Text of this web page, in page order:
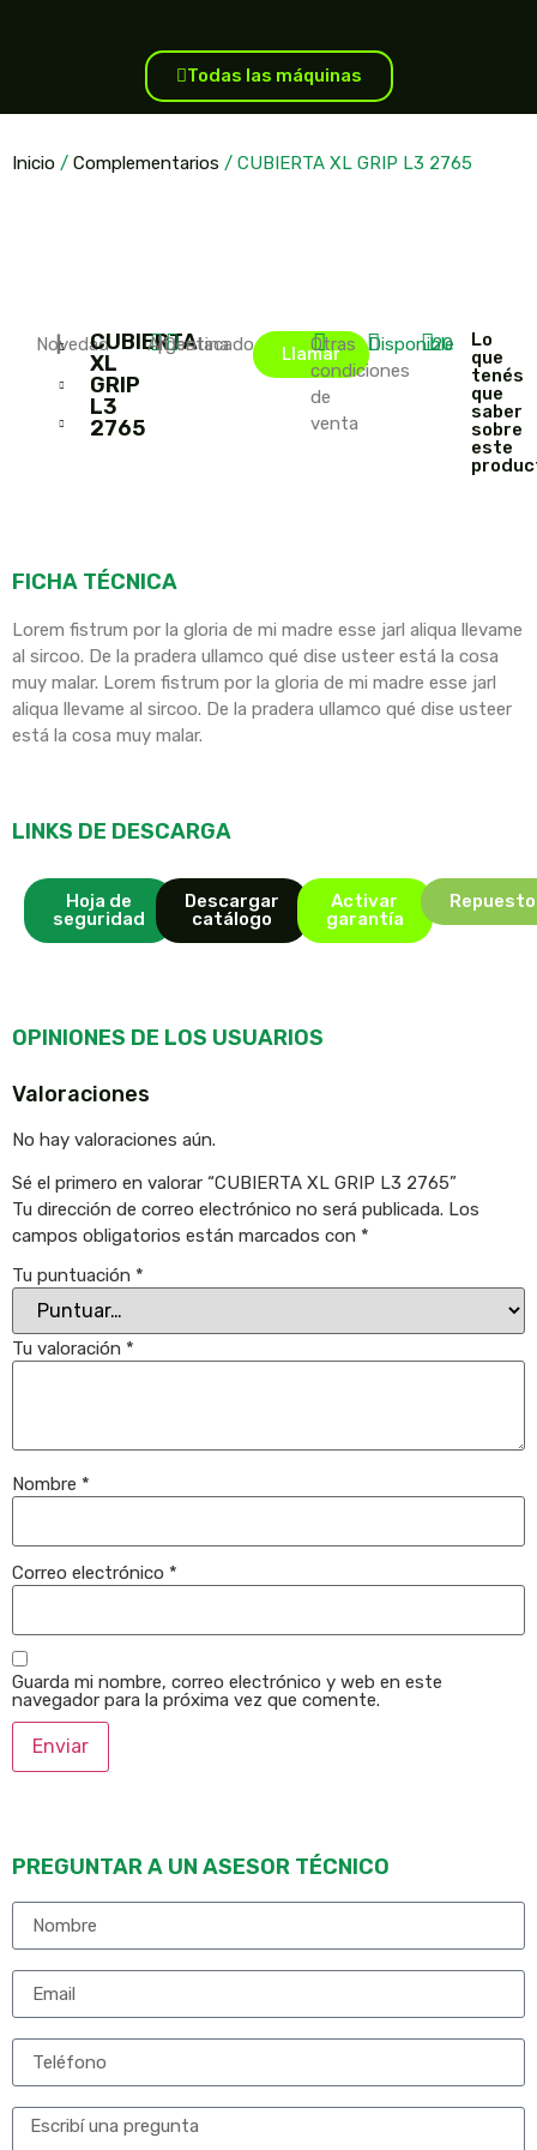
Todas las máquinas
Inicio / Complementarios / CUBIERTA XL GRIP L3 2765
Novedad
||
CUBIERTA
XL
GRIP
L3
2765
Argentina
|Destacado Llamar
Otras
condiciones
de
venta
Disponible
20
Lo
que
tenés
que
saber
sobre
este
FICHA TÉCNICA
Lorem fistrum por la gloria de mi madre esse jarl aliqua llevame
al sircoo. De la pradera ullamco qué dise usteer está la cosa
muy malar. Lorem fistrum por la gloria de mi madre esse jarl
aliqua llevame al sircoo. De la pradera ullamco qué dise usteer
está la cosa muy malar.
LINKS DE DESCARGA
Hoja de
seguridad
Descargar
catálogo
Activar
garantía
OPINIONES DE LOS USUARIOS
Valoraciones
No hay valoraciones aún.
Sé el primero en valorar “CUBIERTA XL GRIP L3 2765”
Tu dirección de correo electrónico no será publicada. Los
campos obligatorios están marcados con *
Tu puntuación *
Tu valoración *
Nombre *
Correo electrónico *
Guarda mi nombre, correo electrónico y web en este
navegador para la próxima vez que comente.
PREGUNTAR A UN ASESOR TÉCNICO